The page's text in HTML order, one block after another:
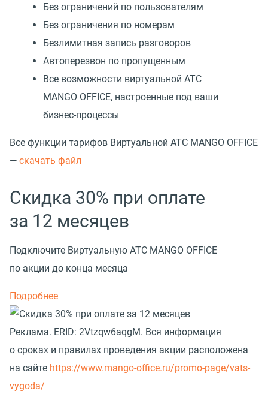
Без ограничений по пользователям
Без ограничения по номерам
Безлимитная запись разговоров
Автоперезвон по пропущенным
Все возможности виртуальной АТС
MANGO OFFICE, настроенные под ваши
бизнес-процессы
Все функции тарифов Виртуальной АТС MANGO OFFICE
— cкачать файл
Скидка 30% при оплате
за 12 месяцев
Подключите Виртуальную АТС MANGO OFFICE
по акции до конца месяца
Подробнее
Реклама. ERID: 2Vtzqw6aqgM. Вся информация
о сроках и правилах проведения акции расположена
на сайте https://www.mango-office.ru/promo-page/vats-
vygoda/